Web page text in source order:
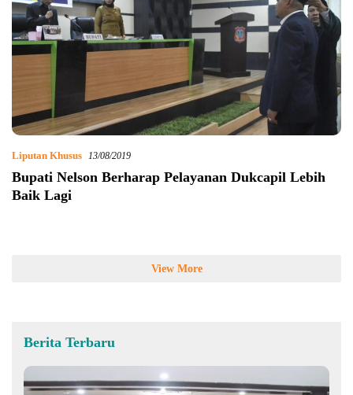
Liputan Khusus 13/08/2019
Bupati Nelson Berharap Pelayanan Dukcapil Lebih
Baik Lagi
View More
Berita Terbaru